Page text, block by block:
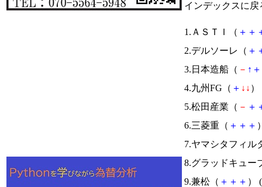
インデックスに戻
1.ＡＳＴＩ（ ＋ ＋
2.デルソーレ（ ＋
3.日本造船（ － ↑ ＋
4.九州FG（ ＋ ↓ ↓ ）
5.松田産業（ － ＋
6.三菱重（ ＋ ＋ ＋
7.ヤマシタフィル
8.グラッドキュー
9.兼松（ ＋ ＋ ＋ ） (